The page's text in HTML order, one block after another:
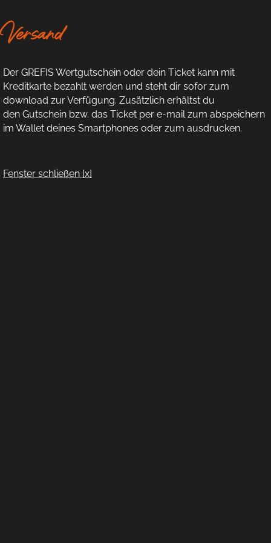
Versand
Der GREFIS Wertgutschein oder dein Ticket kann mit
Kreditkarte bezahlt werden und steht dir sofor zum
download zur Verfügung. Zusätzlich erhältst du
den Gutschein bzw. das Ticket per e-mail zum abspeichern
im Wallet deines Smartphones oder zum ausdrucken.
Fenster schließen [x]